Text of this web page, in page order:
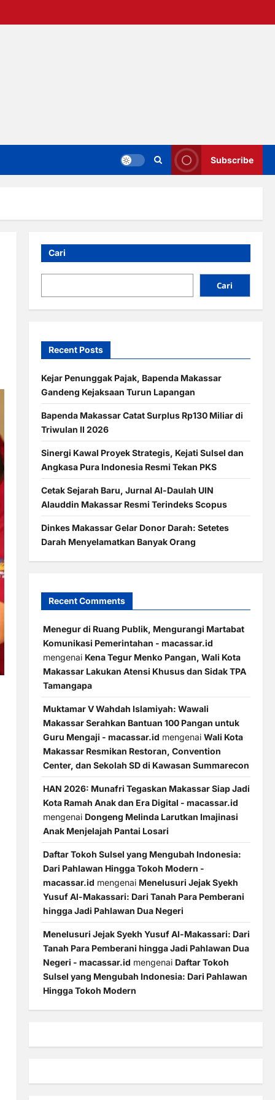
Subscribe
Cari
Cari
Recent Posts
Kejar Penunggak Pajak, Bapenda Makassar
Gandeng Kejaksaan Turun Lapangan
Bapenda Makassar Catat Surplus Rp130 Miliar di
Triwulan II 2026
Sinergi Kawal Proyek Strategis, Kejati Sulsel dan
Angkasa Pura Indonesia Resmi Tekan PKS
Cetak Sejarah Baru, Jurnal Al-Daulah UIN
Alauddin Makassar Resmi Terindeks Scopus
Dinkes Makassar Gelar Donor Darah: Setetes
Darah Menyelamatkan Banyak Orang
Recent Comments
Menegur di Ruang Publik, Mengurangi Martabat
Komunikasi Pemerintahan - macassar.id
mengenai Kena Tegur Menko Pangan, Wali Kota
Makassar Lakukan Atensi Khusus dan Sidak TPA
Tamangapa
Muktamar V Wahdah Islamiyah: Wawali
Makassar Serahkan Bantuan 100 Pangan untuk
Guru Mengaji - macassar.id mengenai Wali Kota
Makassar Resmikan Restoran, Convention
Center, dan Sekolah SD di Kawasan Summarecon
HAN 2026: Munafri Tegaskan Makassar Siap Jadi
Kota Ramah Anak dan Era Digital - macassar.id
mengenai Dongeng Melinda Larutkan Imajinasi
Anak Menjelajah Pantai Losari
Daftar Tokoh Sulsel yang Mengubah Indonesia:
Dari Pahlawan Hingga Tokoh Modern -
macassar.id mengenai Menelusuri Jejak Syekh
Yusuf Al-Makassari: Dari Tanah Para Pemberani
hingga Jadi Pahlawan Dua Negeri
Menelusuri Jejak Syekh Yusuf Al-Makassari: Dari
Tanah Para Pemberani hingga Jadi Pahlawan Dua
Negeri - macassar.id mengenai Daftar Tokoh
Sulsel yang Mengubah Indonesia: Dari Pahlawan
Hingga Tokoh Modern